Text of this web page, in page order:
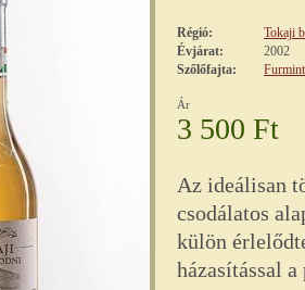
Régió:
Tokaji
Évjárat:
2002
Szőlőfajta:
Furmint
Ár
3 500 Ft
Az ideálisan
csodálatos
külön
házasítással